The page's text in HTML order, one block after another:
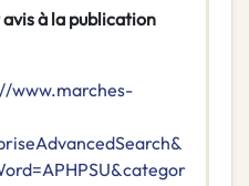
à la publication
www.marches-